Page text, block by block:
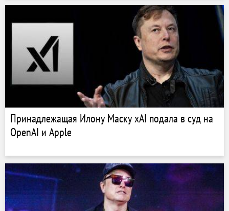
Принадлежащая Илону Маску xAI подала в суд на
OpenAI и Apple